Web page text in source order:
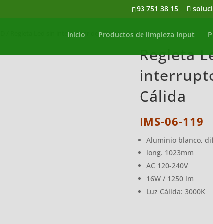
93 751 38 15
Inicio Productos de limpieza Input
/ Regleta Led sin interruptor de 16W Luz Cálida
Regleta
Cálida
IMS-06-119
Aluminio blanco,
long. 1023mm
AC 120-240V
16W / 1250 lm
Luz Cálida: 3000K